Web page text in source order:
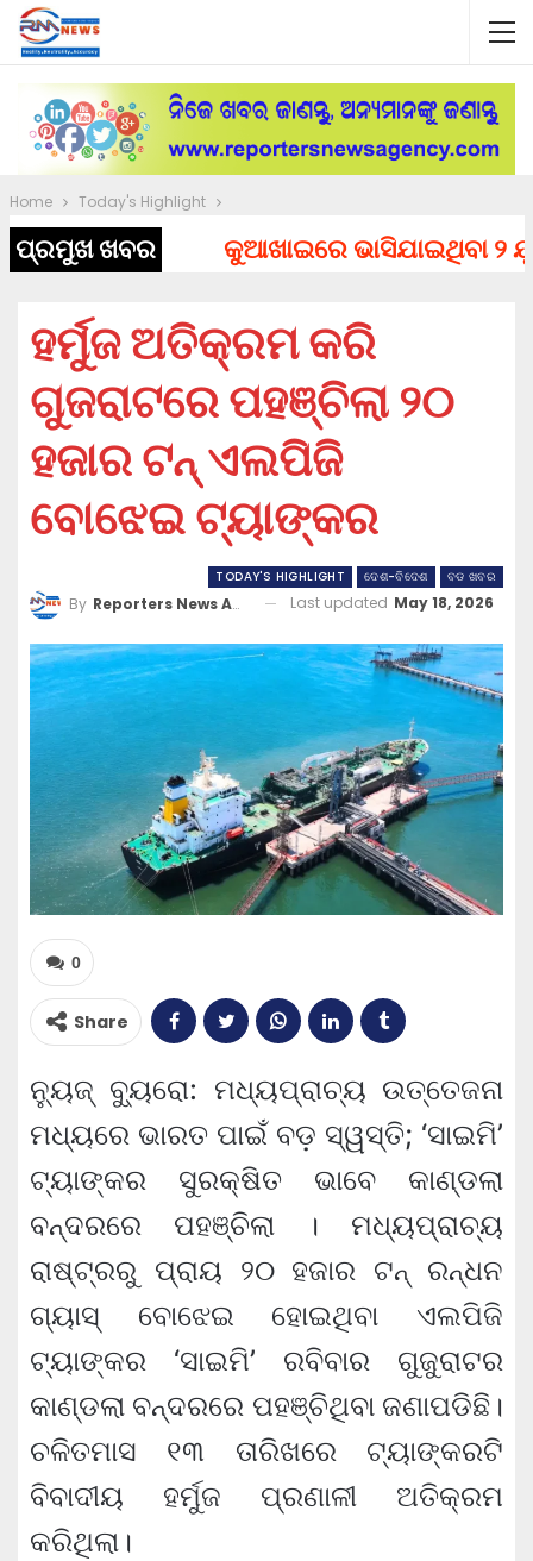
Home Today's Highlight
ପ୍ରମୁଖ ଖବର କୁଆଖାଇରେ ଭାସିଯାଇଥିବା ୨
ହର୍ମୁଜ ଅତିକ୍ରମ କରି
ଗୁଜରାଟରେ ପହଞ୍ଚିଲା ୨୦
ହଜାର ଟନ୍‌ ଏଲପିଜି
ବୋଝେଇ ଟ୍ୟାଙ୍କର
TODAY'S HIGHLIGHT ଦେଶ-ବିଦେଶ ବଡ ଖବର
By Reporters News Agency Last updated May 18, 2026
0
Share
ନ୍ୟୁଜ୍ ବ୍ୟୁରୋ: ମଧ୍ୟପ୍ରାଚ୍ୟ ଉତ୍ତେଜନା
ମଧ୍ୟରେ ଭାରତ ପାଇଁ ବଡ଼ ସ୍ୱସ୍ତି; ‘ସାଇମି’
ଟ୍ୟାଙ୍କର ସୁରକ୍ଷିତ ଭାବେ କାଣ୍ଡଲା
ବନ୍ଦରରେ ପହଞ୍ଚିଲା । ମଧ୍ୟପ୍ରାଚ୍ୟ
ରାଷ୍ଟ୍ରରୁ ପ୍ରାୟ ୨୦ ହଜାର ଟନ୍‌ ରନ୍ଧନ
ଗ୍ୟାସ୍‌ ବୋଝେଇ ହୋଇଥିବା ଏଲପିଜି
ଟ୍ୟାଙ୍କର ‘ସାଇମି’ ରବିବାର ଗୁଜୁରାଟର
କାଣ୍ଡଲା ବନ୍ଦରରେ ପହଞ୍ଚିଥିବା ଜଣାପଡିଛି।
ଚଳିତମାସ ୧୩ ତାରିଖରେ ଟ୍ୟାଙ୍କରଟି
ବିବାଦୀୟ ହର୍ମୁଜ ପ୍ରଣାଳୀ ଅତିକ୍ରମ
କରିଥିଲା।